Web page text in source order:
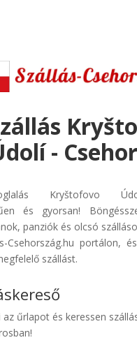
-
Kryštofovo
és gyorsan!
panziók és olcsó
Csehország.hu portálon,
szállást.
az űrlapot és keressen